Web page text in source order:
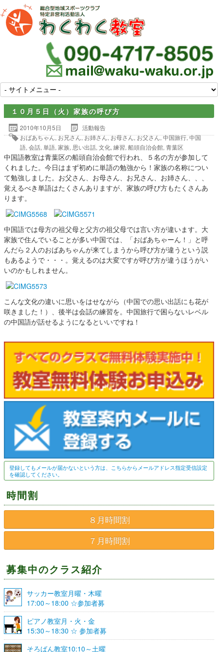
１０月５日（火）家族の呼び方
2010年10月5日
活動報告
おばあちゃん,お兄さん,お姉さん,お母さん,お父さん,中国旅行,中国
語, 会話, 単語, 家族, 思い出話, 文化, 練習, 船頭自治会館, 青葉区
中国語教室は青葉区の船頭自治会館で行われ、５名の方が参加して
くれました。今日はまず初めに単語の勉強から！家族の名称につい
て勉強しました。お父さん、お母さん、お兄さん、お姉さん、、、
覚えるべき単語はたくさんありますが、家族の呼び方もたくさんあ
ります。
中国語では母方の祖父母と父方の祖父母では言い方が違います。大
家族で住んでいることが多い中国では、「おばあちゃーん！」と呼
んだら２人のおばあちゃんが来てしまうから呼び方が違うという説
もあるようで・・・。覚えるのは大変ですが呼び方が違うほうがい
いのかもしれません。
こんな文化の違いに思いをはせながら（中国での思い出話にも花が
咲きました！）、後半は会話の練習を。中国旅行で困らないレベル
の中国語が話せるようになるといいですね！
登録してもメールが届かないという方は、こちらからメールアドレス指定受信設定
を確認してください。
時間割
８月時間割
７月時間割
募集中のクラス紹介
サッカー教室月曜・木曜
17:00～18:00 ☆参加者募
集☆
ピアノ教室月・火・金
15:30～18:30 ☆ 参加者募
集☆
そろばん教室10:10～土曜